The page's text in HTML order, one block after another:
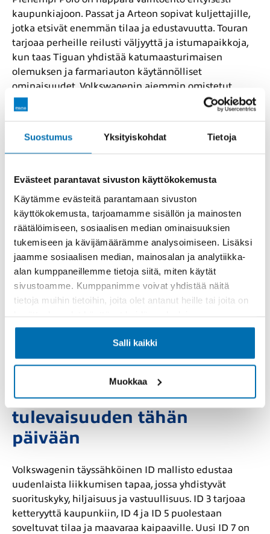
Suostumus Yksityiskohdat Tietoja
Evästeet parantavat sivuston käyttökokemusta
Käytämme evästeitä parantamaan sivuston
käyttökokemusta, tarjoamamme sisällön ja mainosten
räätälöimiseen, sosiaalisen median ominaisuuksien
tukemiseen ja kävijämäärämme analysoimiseen. Lisäksi
jaamme sosiaalisen median, mainosalan ja analytiikka-
alan kumppaneillemme tietoja siitä, miten käytät
sivustoamme. Kumppanimme voivat yhdistää näitä
tietoja muihin tietoihin, joita olet antanut heille tai joita on
Salli kaikki
Muokkaa
kaupunkiajoon. Passat ja Arteon sopivat kuljettajille,
jotka etsivät enemmän tilaa ja edustavuutta. Touran
tarjoaa perheille reilusti väljyyttä ja istumapaikkoja,
kun taas Tiguan yhdistää katumaasturimaisen
olemuksen ja farmariauton käytännölliset
ominaisuudet. Volkswagenin aiemmin omistetut
autot tunnetaan siitä, että ne säilyttävät arvonsa ja
tarjoavat luotettavaa ajoa myös vuosien jälkeen.
Pakettiautot ja
käyttöön
Volkswagenin hyötyajoneuvot ovat tunnettuja
kestävyydestään ja muunneltavuudestaan.
Transporter ja Crafter ovat monen ammattilaisen
valinta työtehtäviin, joissa tarvitaan tilaa ja voimaa.
Caddy ja Caddy Maxi taas soveltuvat erinomaisesti
niin pienyritysten tarpeisiin kuin aktiiviseen vapaa-
aikaan. Amarok on järeä lava-auto, joka tarjoaa
valinta, joka toimii pitkään myös kovassa ajossa.
Sähköiset ID mallit tuovat
tulevaisuuden tähän
päivään
Volkswagenin täyssähköinen ID mallisto edustaa
uudenlaista liikkumisen tapaa, jossa yhdistyvät
suorituskyky, hiljaisuus ja vastuullisuus. ID 3 tarjoaa
ketteryyttä kaupunkiin, ID 4 ja ID 5 puolestaan
soveltuvat tilaa ja maavaraa kaipaaville. Uusi ID 7 on